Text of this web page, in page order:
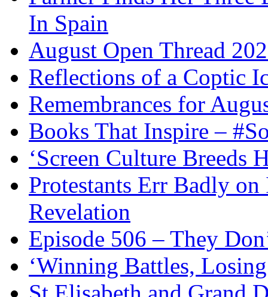
In Spain
August Open Thread
Reflections of a Coptic
Remembrances for
Books That Inspire –
‘Screen Culture Breeds
Protestants Err Badly
Revelation
Episode 506 – They
‘Winning Battles, Losing